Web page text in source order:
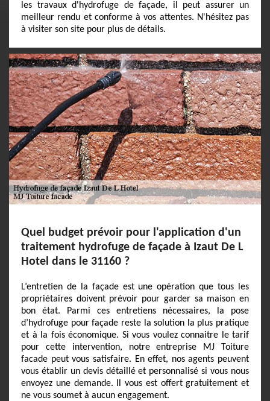
les travaux d'hydrofuge de façade, il peut assurer un
meilleur rendu et conforme à vos attentes. N'hésitez pas
à visiter son site pour plus de détails.
Quel budget prévoir pour l'application d'un
traitement hydrofuge de façade à Izaut De L
Hotel dans le 31160 ?
L’entretien de la façade est une opération que tous les
propriétaires doivent prévoir pour garder sa maison en
bon état. Parmi ces entretiens nécessaires, la pose
d’hydrofuge pour façade reste la solution la plus pratique
et à la fois économique. Si vous voulez connaitre le tarif
pour cette intervention, notre entreprise MJ Toiture
facade peut vous satisfaire. En effet, nos agents peuvent
vous établir un devis détaillé et personnalisé si vous nous
envoyez une demande. Il vous est offert gratuitement et
ne vous soumet à aucun engagement.